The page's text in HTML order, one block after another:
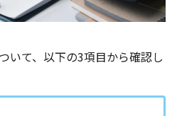
いて、以下の3項目から確認し